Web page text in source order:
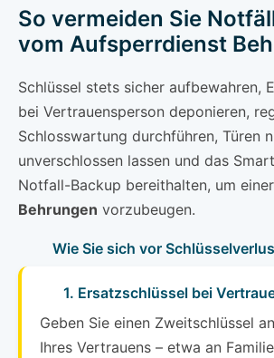
So vermeiden Sie
vom Aufsperrdienst
Schlüssel stets sicher aufbewahren,
bei Vertrauensperson deponieren,
Schlosswartung durchführen, Türen
unverschlossen lassen und das
Notfall-Backup bereithalten, um
Behrungen vorzubeugen.
Wie Sie sich vor
1. Ersatzschlüssel bei
Geben Sie einen Zweitschlüssel
Ihres Vertrauens – etwa an